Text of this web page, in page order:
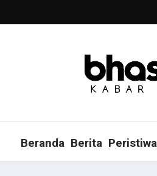
Beranda Berita Peristiwa